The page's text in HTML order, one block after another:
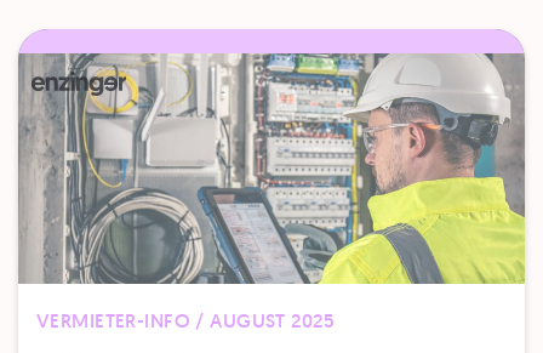
VERMIETER-INFO / AUGUST 2025